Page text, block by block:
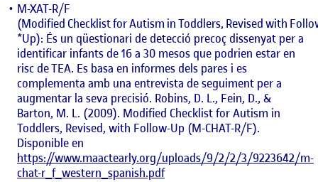
M-XAT-R/F
(Modified Checklist for Autism in Toddlers, Revised with
*Up): És un qüestionari de detecció precoç dissenyat per a
identificar infants de 16 a 30 mesos que podrien estar en
risc de TEA. Es basa en informes dels pares i es
complementa amb una entrevista de seguiment per a
augmentar la seva precisió. Robins, D. L., Fein, D., &
Barton, M. L. (2009). Modified Checklist for Autism in
Toddlers, Revised, with Follow-Up (M-CHAT-R/F).
Disponible en
https://www.maactearly.org/uploads/9/2/2/3/9223642/m-
chat-r_f_western_spanish.pdf